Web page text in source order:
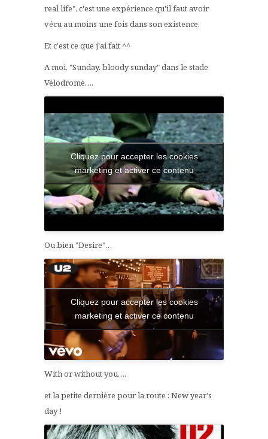
real life", c'est une expérience qu'il faut avoir
vécu au moins une fois dans son existence.
Et c'est ce que j'ai fait ^^
A moi, "Sunday, bloody sunday" dans le stade
Vélodrome….
Cliquez pour accepter les cookies
marketing et activer ce contenu
Ou bien "Desire"…
Cliquez pour accepter les cookies
marketing et activer ce contenu
With or without you….
et la petite dernière pour la route : New year's
day !